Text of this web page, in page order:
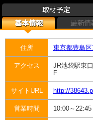
取材予定
基本情報
最新情
住所 東京都豊島
アクセス
JR池袋駅東
F
サイトURL http://
営業時間 10:00～22:45